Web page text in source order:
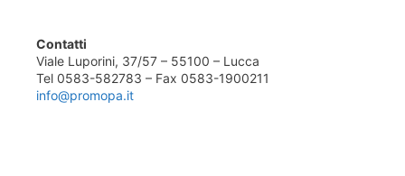
Contatti
Viale Luporini, 37/57 – 55100 – Lucca
Tel 0583-582783 – Fax 0583-1900211
info@promopa.it